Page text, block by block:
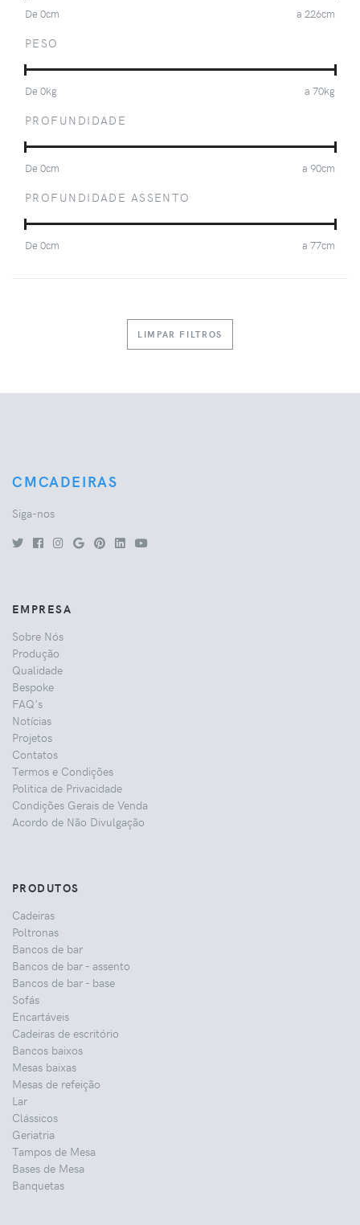
De0cm a 226cm
PESO
De0kg a 70kg
PROFUNDIDADE
De0cm a 90cm
PROFUNDIDADE ASSENTO
De0cm a 77cm
LIMPAR FILTROS
CMCADEIRAS
Siga-nos
EMPRESA
Sobre Nós
Produção
Qualidade
Bespoke
FAQ's
Notícias
Projetos
Contatos
Termos e Condições
Politica de Privacidade
Condições Gerais de Venda
Acordo de Não Divulgação
PRODUTOS
Cadeiras
Poltronas
Bancos de bar
Bancos de bar - assento
Bancos de bar - base
Sofás
Encartáveis
Cadeiras de escritório
Bancos baixos
Mesas baixas
Mesas de refeição
Lar
Clássicos
Geriatria
Tampos de Mesa
Bases de Mesa
Banquetas